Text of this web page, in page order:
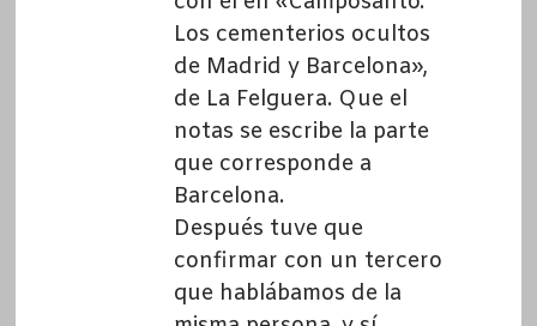
Los cementerios ocultos
de Madrid y Barcelona»,
de La Felguera. Que el
notas se escribe la parte
que corresponde a
Barcelona.
Después tuve que
confirmar con un tercero
que hablábamos de la